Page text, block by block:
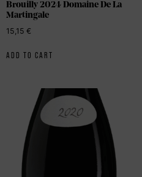
Brouilly 2024 Domaine De La
Martingale
15,15 €
ADD TO CART